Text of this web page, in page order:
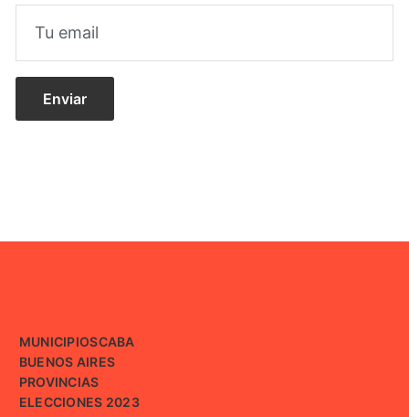
MUNICIPIOSCABA
BUENOS AIRES
PROVINCIAS
ELECCIONES 2023